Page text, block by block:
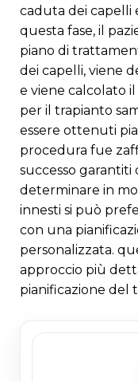
caduta dei capelli
questa fase, il
piano di
dei capelli, viene
e viene calcolato
per il trapianto
essere ottenuti
procedura fue
successo
determinare in
innesti si può
con una
personalizzata.
approccio più
pianificazione del